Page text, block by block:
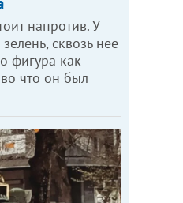
напротив. У
сквозь нее
фигура как
что он был